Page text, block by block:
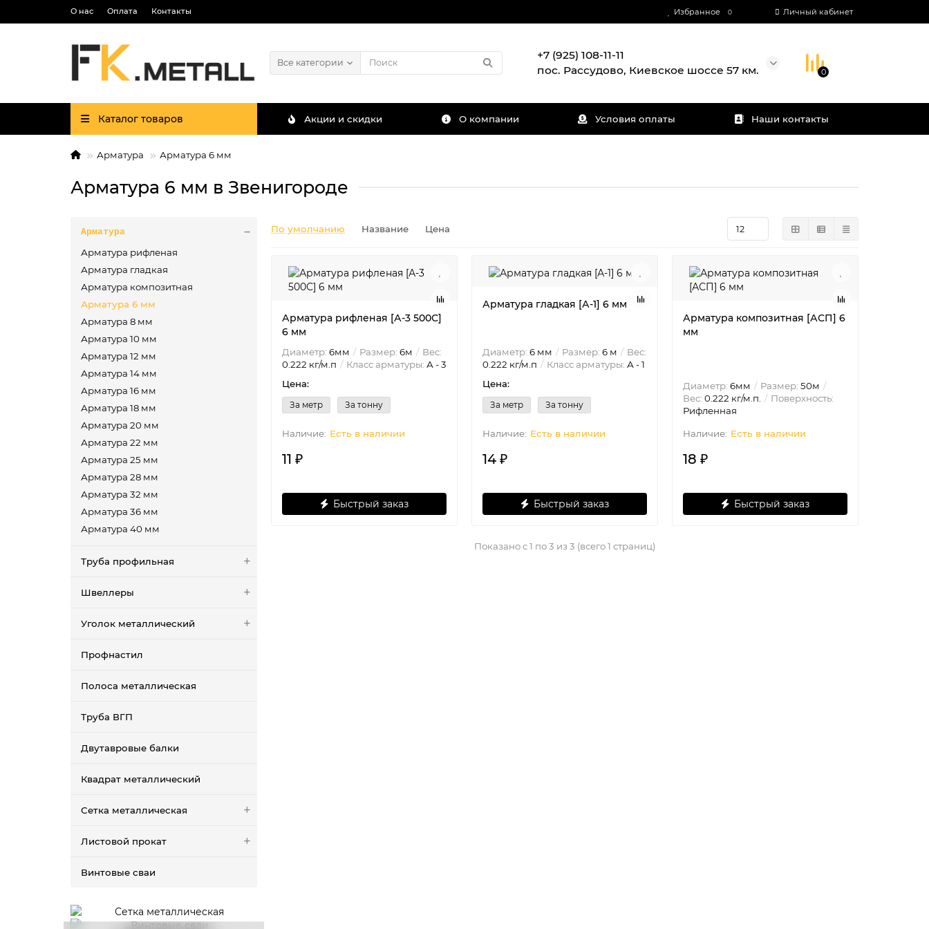
О нас Оплата Контакты Избранное 0 Личный кабинет
Все категории
+7 (925) 108-11-11
пос. Рассудово, Киевское шоссе 57 км.
0
Каталог товаров Акции и скидки О компании Условия оплаты Наши контакты
Арматура Арматура 6 мм
Арматура 6 мм в Звенигороде
Арматура
Арматура рифленая
Арматура гладкая
Арматура композитная
Арматура 6 мм
Арматура 8 мм
Арматура 10 мм
Арматура 12 мм
Арматура 14 мм
Арматура 16 мм
Арматура 18 мм
Арматура 20 мм
Арматура 22 мм
Арматура 25 мм
Арматура 28 мм
Арматура 32 мм
Арматура 36 мм
Арматура 40 мм
Труба профильная
Швеллеры
Уголок металлический
Профнастил
Полоса металлическая
Труба ВГП
Двутавровые балки
Квадрат металлический
Сетка металлическая
Листовой прокат
Винтовые сваи
По умолчанию Название Цена
Арматура рифленая [А-3 500С]
6 мм
Диаметр: 6мм Размер: 6м
Вес:
0.222 кг/м.п
Класс арматуры: А - 3
Цена:
За метр За тонну
Есть в наличии
11 ₽
Быстрый заказ
Арматура гладкая [А-1] 6 мм
Диаметр: 6 мм Размер: 6 м
Вес:
0.222 кг/м.п
Класс арматуры: А - 1
Цена:
За метр За тонну
Есть в наличии
14 ₽
Быстрый заказ
Арматура композитная [АСП] 6
мм
Диаметр: 6мм Размер: 50м
Вес: 0.222 кг/м.п.
Поверхность:
Рифленная
Есть в наличии
18 ₽
Быстрый заказ
Показано с 1 по 3 из 3 (всего 1 страниц)